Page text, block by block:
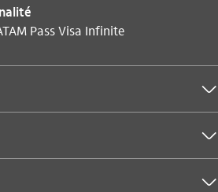
Pass Visa Infinite
seta_baixo
seta_baixo
seta_baixo